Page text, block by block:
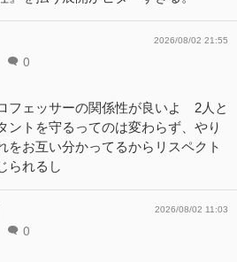
0
2026/08/02 21:55
フェッサーの関係性が良いよ 2人と
ントを守るってのは変わらず、やり
お互い分かってるからリスペクト
られるし
0
2026/08/02 11:03